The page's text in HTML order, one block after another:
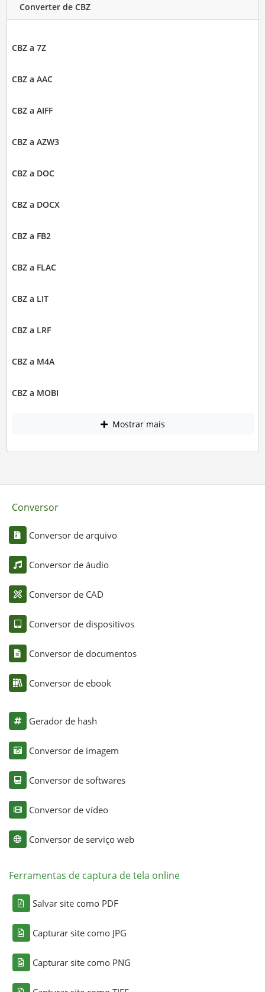
Converter de CBZ
CBZ a 7Z
CBZ a AAC
CBZ a AIFF
CBZ a AZW3
CBZ a DOC
CBZ a DOCX
CBZ a FB2
CBZ a FLAC
CBZ a LIT
CBZ a LRF
CBZ a M4A
CBZ a MOBI
Mostrar mais
Conversor
Conversor de arquivo
Conversor de áudio
Conversor de CAD
Conversor de dispositivos
Conversor de documentos
Conversor de ebook
Gerador de hash
Conversor de imagem
Conversor de softwares
Conversor de vídeo
Conversor de serviço web
Ferramentas de captura de tela online
Salvar site como PDF
Capturar site como JPG
Capturar site como PNG